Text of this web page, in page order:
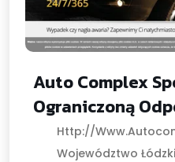
Auto Complex
Ograniczoną
Http://
Województwo